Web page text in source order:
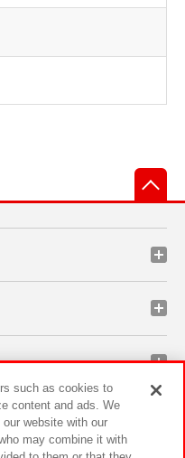
such as cookies to
content and ads. We
website with our
may combine it with